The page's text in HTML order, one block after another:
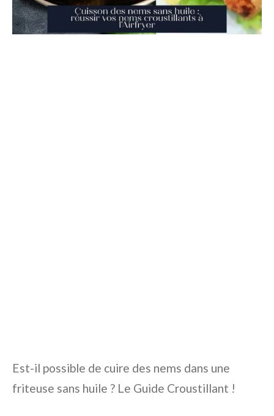
Est-il possible de cuire des nems dans une
friteuse sans huile ? Le Guide Croustillant !